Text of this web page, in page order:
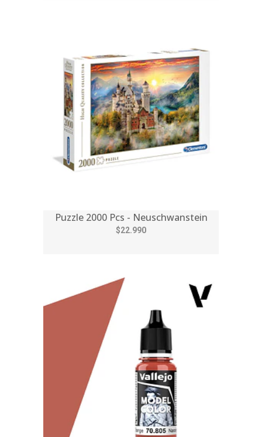
Puzzle 2000 Pcs - Neuschwanstein
$22.990